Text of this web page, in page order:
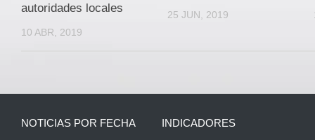
autoridades locales
10 ABR, 2019
25 JUN, 2019
NOTICIAS POR FECHA INDICADORES